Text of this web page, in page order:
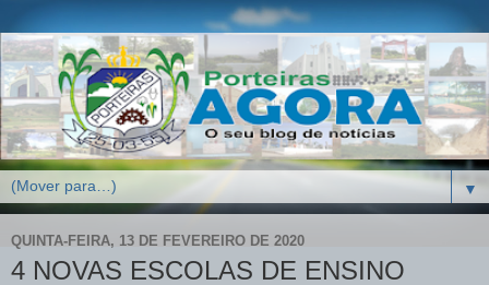
▼
QUINTA-FEIRA, 13 DE FEVEREIRO DE 2020
4 NOVAS ESCOLAS DE ENSINO